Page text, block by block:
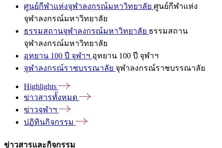
ศูนย์กีฬาแห่งจุฬาลงกรณ์มหาวิทยาลัย ศูนย์กีฬาแห่ง
จุฬาลงกรณ์มหาวิทยาลัย
ธรรมสถานจุฬาลงกรณ์มหาวิทยาลัย ธรรมสถาน
จุฬาลงกรณ์มหาวิทยาลัย
อุทยาน 100 ปี จุฬาฯ อุทยาน 100 ปี จุฬาฯ
จุฬาลงกรณ์ราชบรรณาลัย จุฬาลงกรณ์ราชบรรณาลัย
Highlights
ข่าวสารทั้งหมด
ข่าวจุฬาฯ
ปฏิทินกิจกรรม
ข่าวสารและกิจกรรม